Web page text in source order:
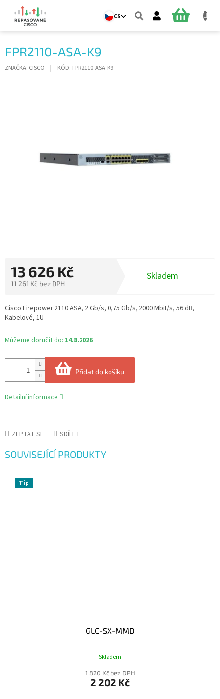
obsah
CS
NÁKUPNÍ
FPR2110-ASA-K9
ZNAČKA: CISCO KÓD: FPR2110-ASA-K9
13 626 Kč
11 261 Kč bez DPH
cena:
Skladem
Můžeme doručit do: 14.8.2026
Přidat do košíku
Cisco Firepower 2110 ASA, 2 Gb/s, 0,75 Gb/s, 2000 Mbit/s, 56 dB,
Kabelové, 1U
Detailní informace
ZEPTAT SE SDÍLET
SOUVISEJÍCÍ PRODUKTY
Tip
GLC-SX-MMD
Skladem
1 820 Kč bez DPH
2 202 Kč